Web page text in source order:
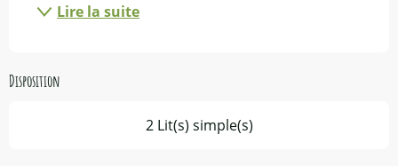
Lire la suite
Disposition
2 Lit(s) simple(s)